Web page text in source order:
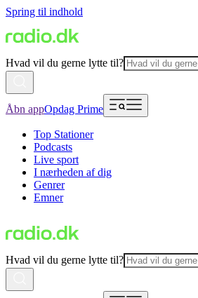
Spring til indhold
Hvad vil du gerne lytte til?
Åbn appOpdag Prime
Top Stationer
Podcasts
Live sport
I nærheden af dig
Genrer
Emner
Hvad vil du gerne lytte til?